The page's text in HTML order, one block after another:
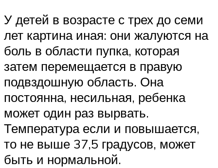
У детей в возрасте с трех до семи
лет картина иная: они жалуются на
боль в области пупка, которая
затем перемещается в правую
подвздошную область. Она
постоянна, несильная, ребенка
может один раз вырвать.
Температура если и повышается,
то не выше 37,5 градусов, может
быть и нормальной.